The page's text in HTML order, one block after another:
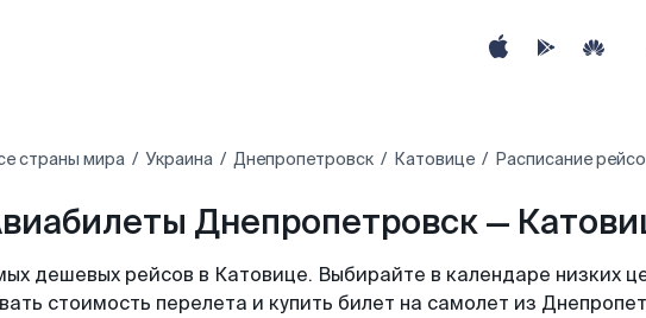
страны мира Украина Днепропетровск Катовице Расписание
Днепропетровск —
дешевых рейсов в Катовице. Выбирайте в календаре низких
стоимость перелета и купить билет на самолет из